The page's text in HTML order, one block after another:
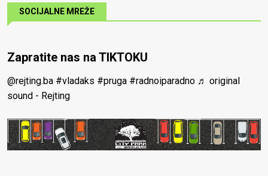
SOCIJALNE MREŽE
Zapratite nas na TIKTOKU
@rejting.ba #vladaks #pruga #radnoiparadno ♬ original
sound - Rejting